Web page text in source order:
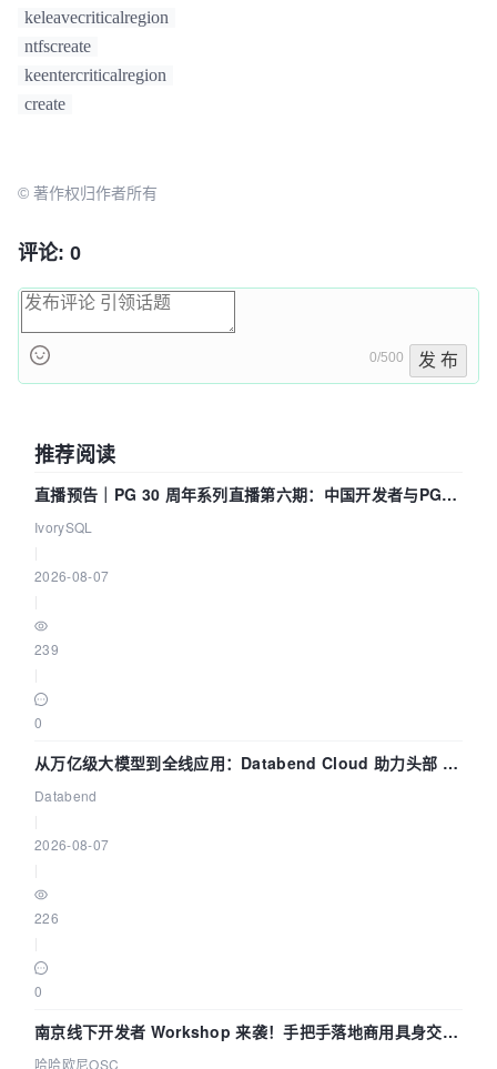
keleavecriticalregion
ntfscreate
keentercriticalregion
create
© 著作权归作者所有
评论: 0
0/500 发 布
推荐阅读
直播预告｜PG 30 周年系列直播第六期：中国开发者与PG内
核——我们改得动吗？我们贡献了什么？
IvorySQL
2026-08-07
239
0
从万亿级大模型到全线应用：Databend Cloud 助力头部 AI
企业构建全链路 Trace 数据管道
Databend
2026-08-07
226
0
南京线下开发者 Workshop 来袭！手把手落地商用具身交互
智能 Agent 应用
哈哈欧尼OSC